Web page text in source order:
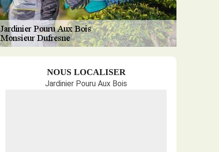
NOUS LOCALISER
Jardinier Pouru Aux Bois